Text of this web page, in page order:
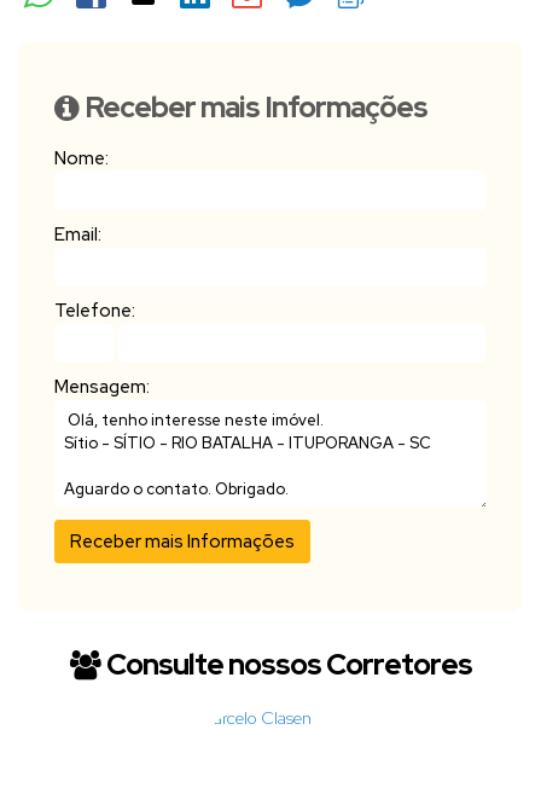
Receber mais Informações
Nome:
Email:
Telefone:
Mensagem:
Consulte nossos Corretores